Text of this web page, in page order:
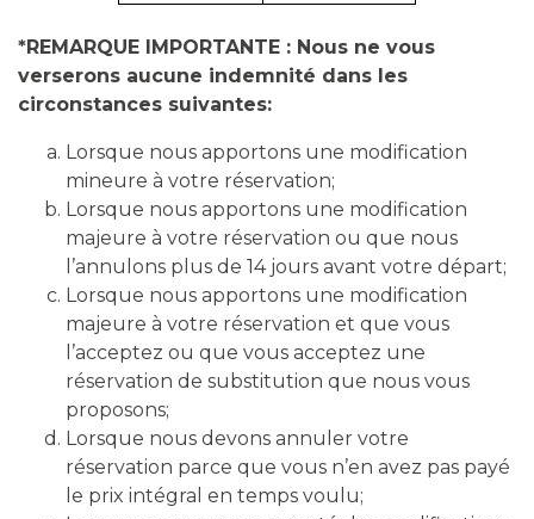
*REMARQUE IMPORTANTE : Nous ne vous
verserons aucune indemnité dans les
circonstances suivantes:
Lorsque nous apportons une modification
mineure à votre réservation;
Lorsque nous apportons une modification
majeure à votre réservation ou que nous
l’annulons plus de 14 jours avant votre départ;
Lorsque nous apportons une modification
majeure à votre réservation et que vous
l’acceptez ou que vous acceptez une
réservation de substitution que nous vous
proposons;
Lorsque nous devons annuler votre
réservation parce que vous n’en avez pas payé
le prix intégral en temps voulu;